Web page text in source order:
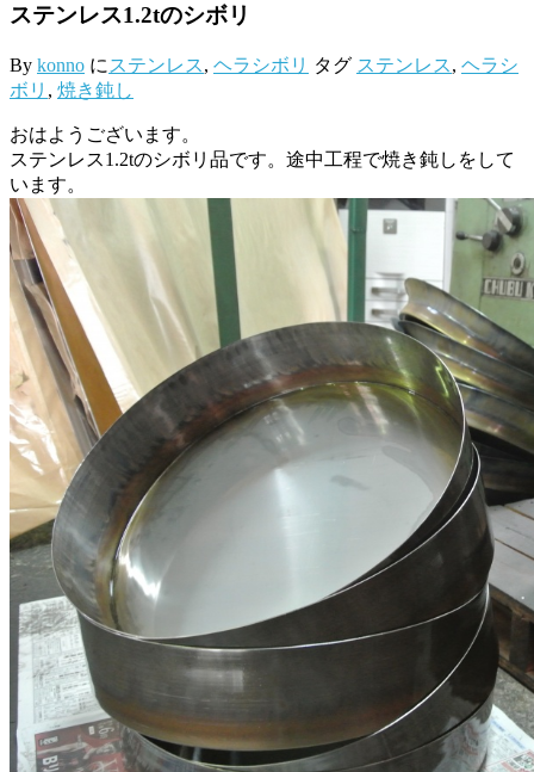
ステンレス1.2tのシボリ
By konno に ステンレス, ヘラシボリ タグ ステンレス, ヘラシ
ボリ , 焼き鈍し
おはようございます。
ステンレス1.2tのシボリ品です。途中工程で焼き鈍しをして
います。